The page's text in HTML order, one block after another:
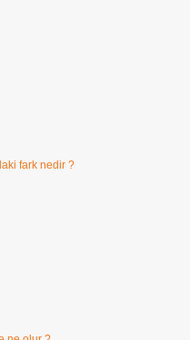
fark nedir ?